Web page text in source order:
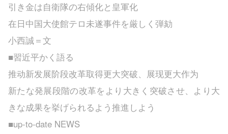
引き金は自衛隊の右傾化と皇軍化
在日中国大使館テロ未遂事件を厳しく弾劾
小西誠＝文
■習近平かく語る
推动新发展阶段改革取得更大突破、展现更大作为
新たな発展段階の改革をより大きく突破させ、より大
きな成果を挙げられるよう推進しよう
■up-to-date NEWS